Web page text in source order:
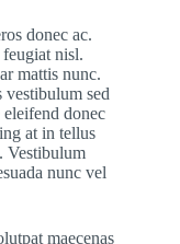
donec ac.
nisl.
mattis nunc.
sed
donec
at in tellus
Vestibulum
nunc vel
maecenas